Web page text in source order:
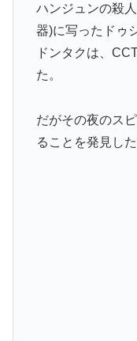
ハンジュンの殺
器)に写ったドゥ
ドンタクは、
た。
だがその夜のス
ることを発見し